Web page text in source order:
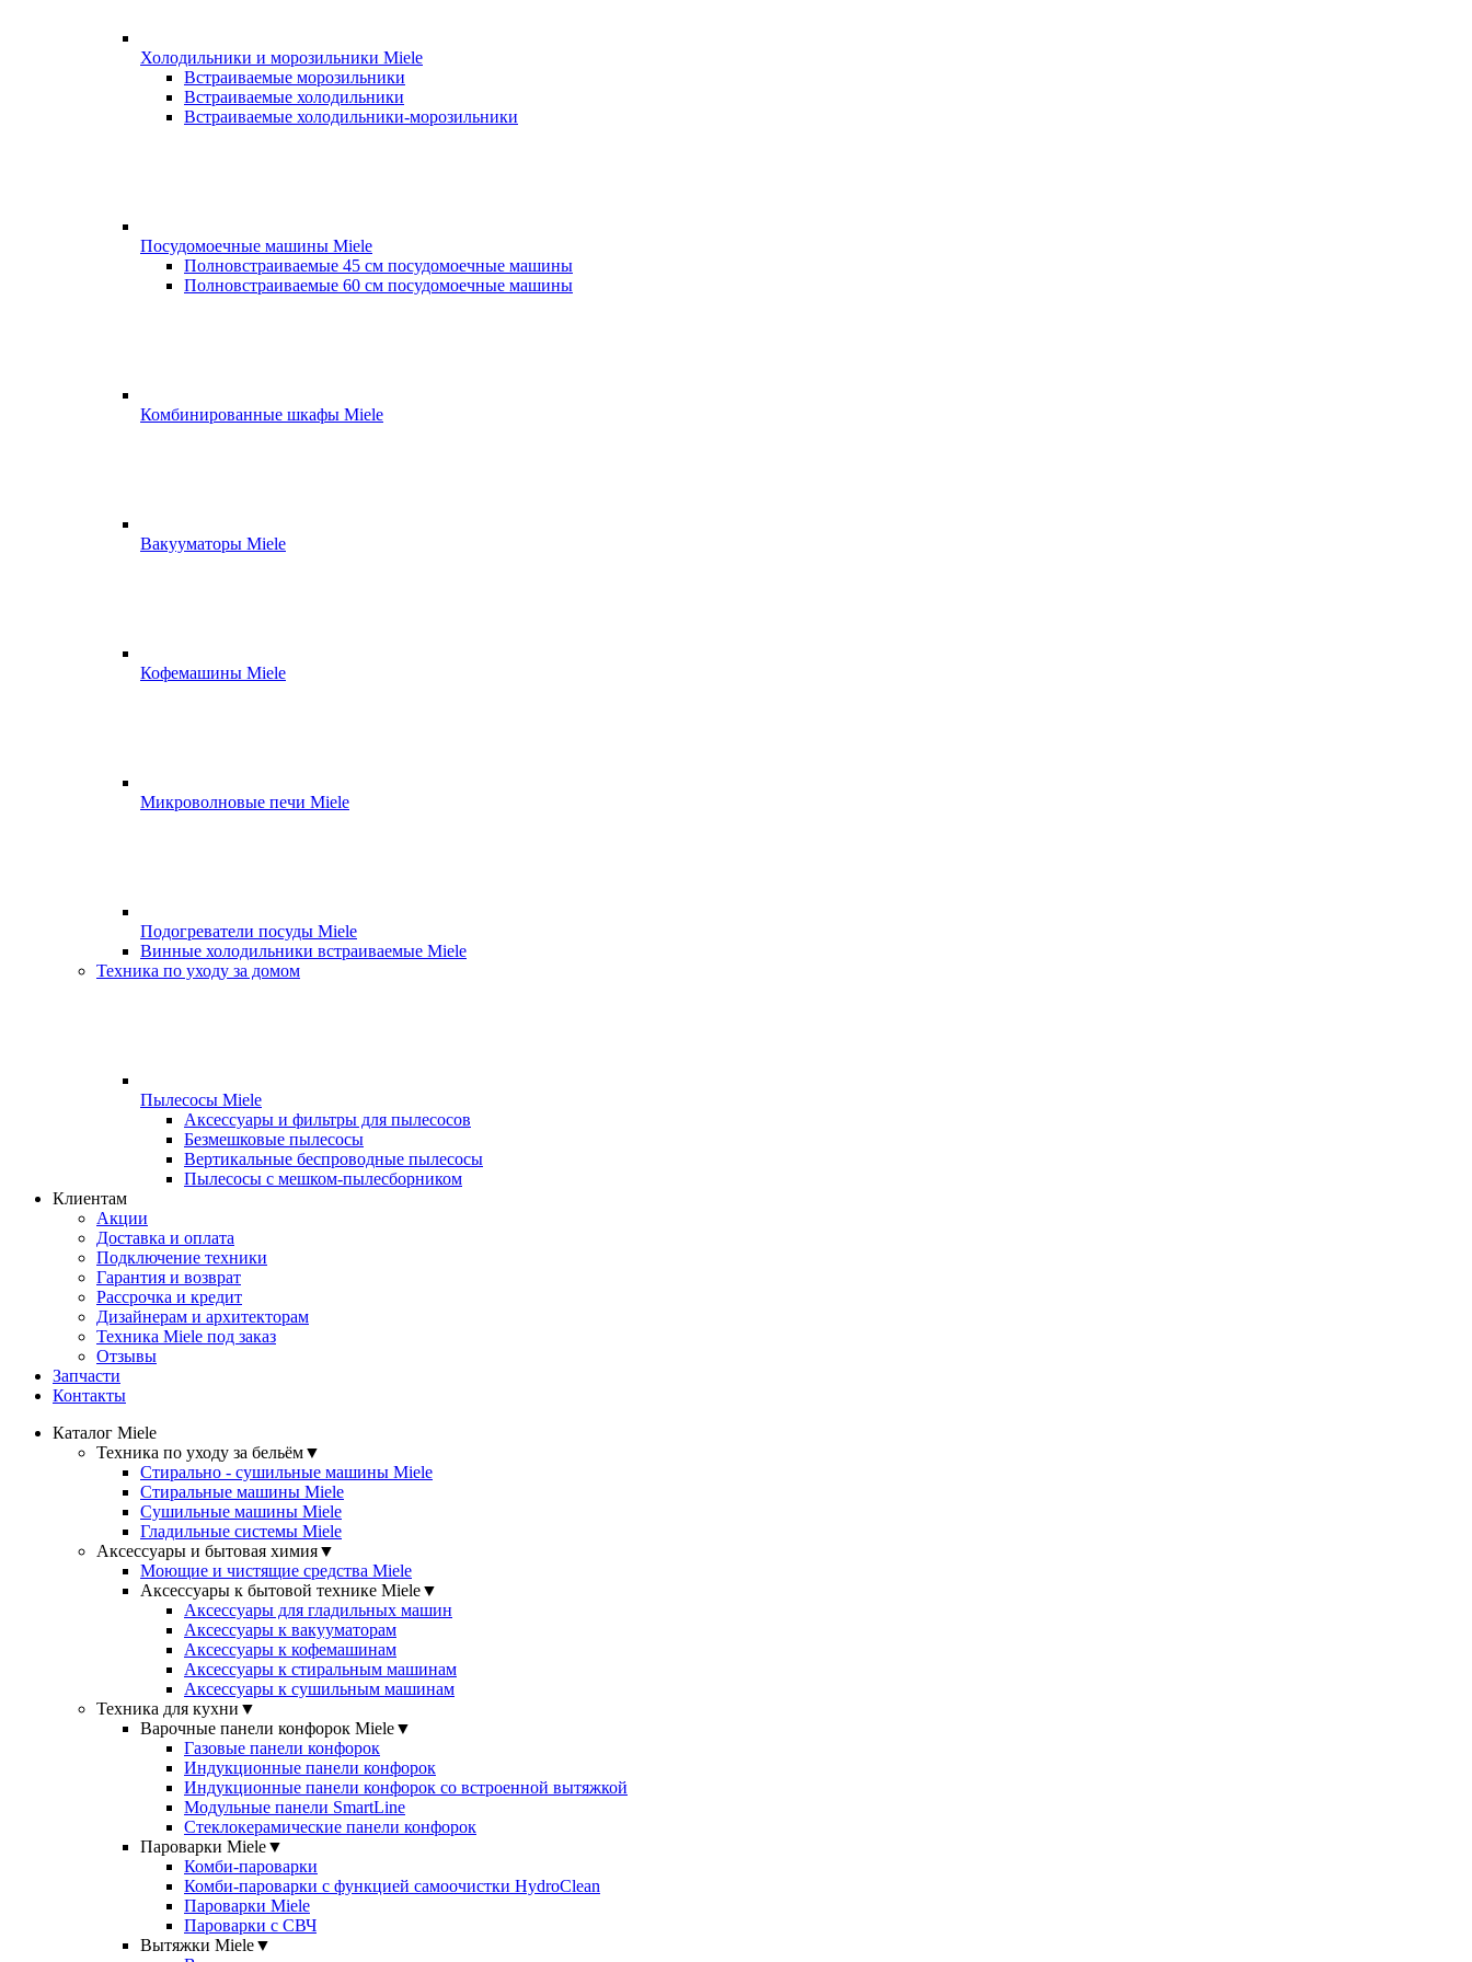
Холодильники и морозильники Miele
Встраиваемые морозильники
Встраиваемые холодильники
Встраиваемые холодильники-морозильники
Посудомоечные машины Miele
Полновстраиваемые 45 см посудомоечные машины
Полновстраиваемые 60 см посудомоечные машины
Комбинированные шкафы Miele
Вакууматоры Miele
Кофемашины Miele
Микроволновые печи Miele
Подогреватели посуды Miele
Винные холодильники встраиваемые Miele
Техника по уходу за домом
Пылесосы Miele
Аксессуары и фильтры для пылесосов
Безмешковые пылесосы
Вертикальные беспроводные пылесосы
Пылесосы с мешком-пылесборником
Клиентам
Акции
Доставка и оплата
Подключение техники
Гарантия и возврат
Рассрочка и кредит
Дизайнерам и архитекторам
Техника Miele под заказ
Отзывы
Запчасти
Контакты
Каталог Miele
Техника по уходу за бельём▼
Стирально - сушильные машины Miele
Стиральные машины Miele
Сушильные машины Miele
Гладильные системы Miele
Аксессуары и бытовая химия▼
Моющие и чистящие средства Miele
Аксессуары к бытовой технике Miele▼
Аксессуары для гладильных машин
Аксессуары к вакууматорам
Аксессуары к кофемашинам
Аксессуары к стиральным машинам
Аксессуары к сушильным машинам
Техника для кухни ▼
Варочные панели конфорок Miele▼
Газовые панели конфорок
Индукционные панели конфорок
Индукционные панели конфорок со встроенной вытяжкой
Модульные панели SmartLine
Стеклокерамические панели конфорок
Пароварки Miele▼
Комби-пароварки
Комби-пароварки с функцией самоочистки HydroClean
Пароварки Miele
Пароварки с СВЧ
Вытяжки Miele▼